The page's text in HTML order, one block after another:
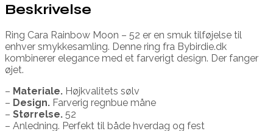
Beskrivelse
Ring Cara Rainbow Moon – 52 er en smuk tilføjelse til
enhver smykkesamling. Denne ring fra Bybirdie.dk
kombinerer elegance med et farverigt design. Der fanger
øjet.
– Materiale. Højkvalitets sølv
– Design. Farverig regnbue måne
– Størrelse. 52
– Anledning. Perfekt til både hverdag og fest